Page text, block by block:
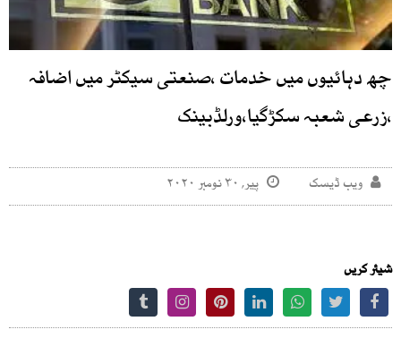
چھ دہائیوں میں خدمات ،صنعتی سیکٹر میں اضافہ
،زرعی شعبہ سکڑگیا،ورلڈبینک
ویب ڈیسک پیر, ۳۰ نومبر ۲۰۲۰
شیئر کریں